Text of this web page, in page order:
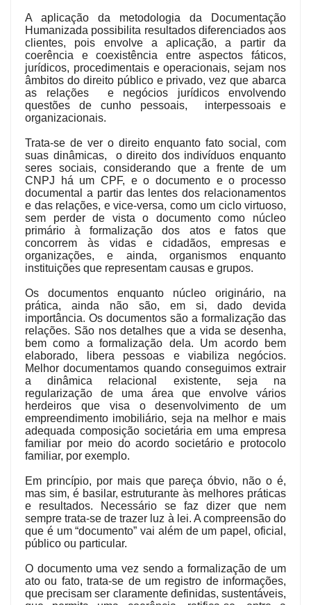
A aplicação da metodologia da Documentação
Humanizada possibilita resultados diferenciados aos
clientes, pois envolve a aplicação, a partir da
coerência e coexistência entre aspectos fáticos,
jurídicos, procedimentais e operacionais, sejam nos
âmbitos do direito público e privado, vez que abarca
as relações e negócios jurídicos envolvendo
questões de cunho pessoais, interpessoais e
organizacionais.
Trata-se de ver o direito enquanto fato social, com
suas dinâmicas, o direito dos indivíduos enquanto
seres sociais, considerando que a frente de um
CNPJ há um CPF, e o documento e o processo
documental a partir das lentes dos relacionamentos
e das relações, e vice-versa, como um ciclo virtuoso,
sem perder de vista o documento como núcleo
primário à formalização dos atos e fatos que
concorrem às vidas e cidadãos, empresas e
organizações, e ainda, organismos enquanto
instituições que representam causas e grupos.
Os documentos enquanto núcleo originário, na
prática, ainda não são, em si, dado devida
importância. Os documentos são a formalização das
relações. São nos detalhes que a vida se desenha,
bem como a formalização dela. Um acordo bem
elaborado, libera pessoas e viabiliza negócios.
Melhor documentamos quando conseguimos extrair
a dinâmica relacional existente, seja na
regularização de uma área que envolve vários
herdeiros que visa o desenvolvimento de um
empreendimento imobiliário, seja na melhor e mais
adequada composição societária em uma empresa
familiar por meio do acordo societário e protocolo
familiar, por exemplo.
Em princípio, por mais que pareça óbvio, não o é,
mas sim, é basilar, estruturante às melhores práticas
e resultados. Necessário se faz dizer que nem
sempre trata-se de trazer luz à lei. A compreensão do
que é um “documento” vai além de um papel, oficial,
público ou particular.
O documento uma vez sendo a formalização de um
ato ou fato, trata-se de um registro de informações,
que precisam ser claramente definidas, sustentáveis,